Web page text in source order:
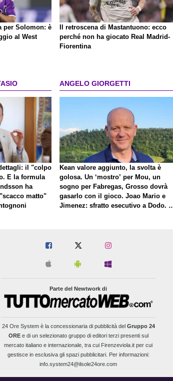
per Solomon: è
al West
Il retroscena di Mastantuono: ecco
perché non ha giocato Real Madrid-
Fiorentina
il "colpo
E la formula
ha
matto"
ANGELO GIORGETTI
Kean valore aggiunto, la svolta è
golosa. Un ‘mostro’ per Mou, un
sogno per Fabregas, Grosso dovrà
gasarlo con il gioco. Joao Mario e
Jimenez: sfratto esecutivo a Dodo. E
Parte del Newtwork di
24 Ore Systemè la concessionaria di pubblicità del Gruppo 24
OREe di un selezionato gruppo di editori terzi presenti sul
mercato italiano e internazionale, tra cui Firenzeviola.it per cui
gestisce in esclusiva gli spazi pubblicitari. Per informazioni:
info.system24@ilsole24ore.com